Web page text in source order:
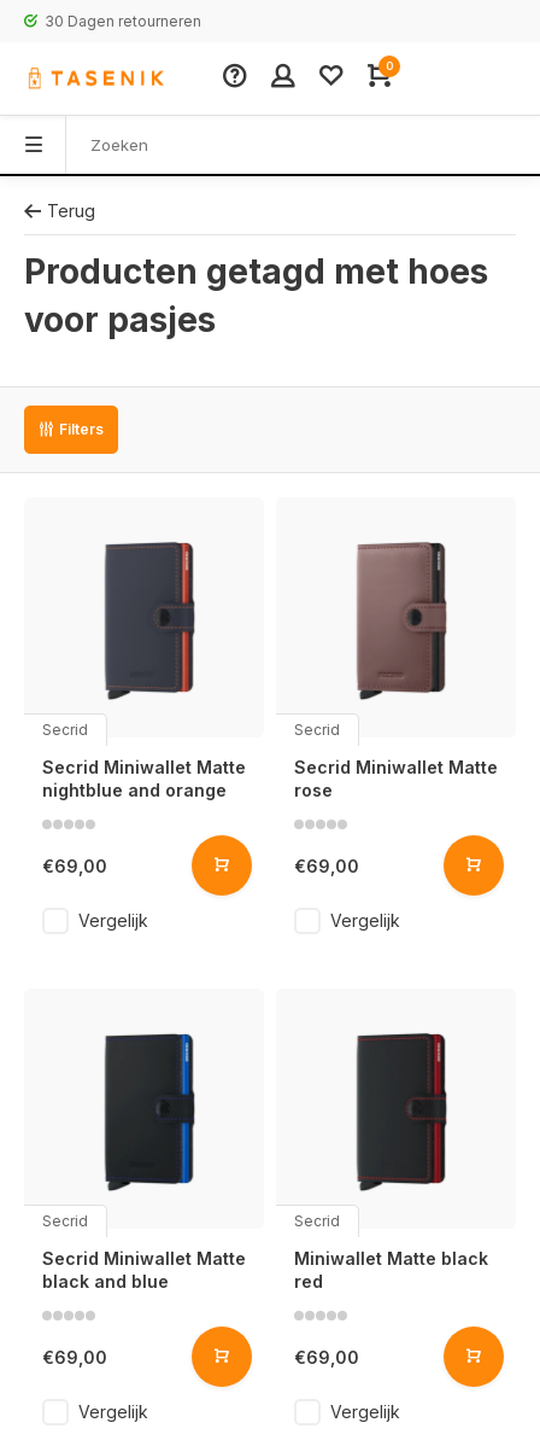
30 Dagen retourneren
0
Terug
Producten getagd met hoes
voor pasjes
Filters
Secrid
Secrid Miniwallet Matte
nightblue and orange
€69,00
Vergelijk
Secrid
Secrid Miniwallet Matte
rose
€69,00
Vergelijk
Secrid
Secrid Miniwallet Matte
black and blue
€69,00
Vergelijk
Secrid
Miniwallet Matte black
red
€69,00
Vergelijk